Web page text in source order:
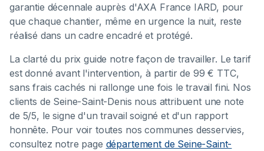
garantie décennale auprès d'AXA France IARD, pour
que chaque chantier, même en urgence la nuit, reste
réalisé dans un cadre encadré et protégé.
La clarté du prix guide notre façon de travailler. Le tarif
est donné avant l'intervention, à partir de 99 € TTC,
sans frais cachés ni rallonge une fois le travail fini. Nos
clients de Seine-Saint-Denis nous attribuent une note
de 5/5, le signe d'un travail soigné et d'un rapport
honnête. Pour voir toutes nos communes desservies,
consultez notre page département de Seine-Saint-